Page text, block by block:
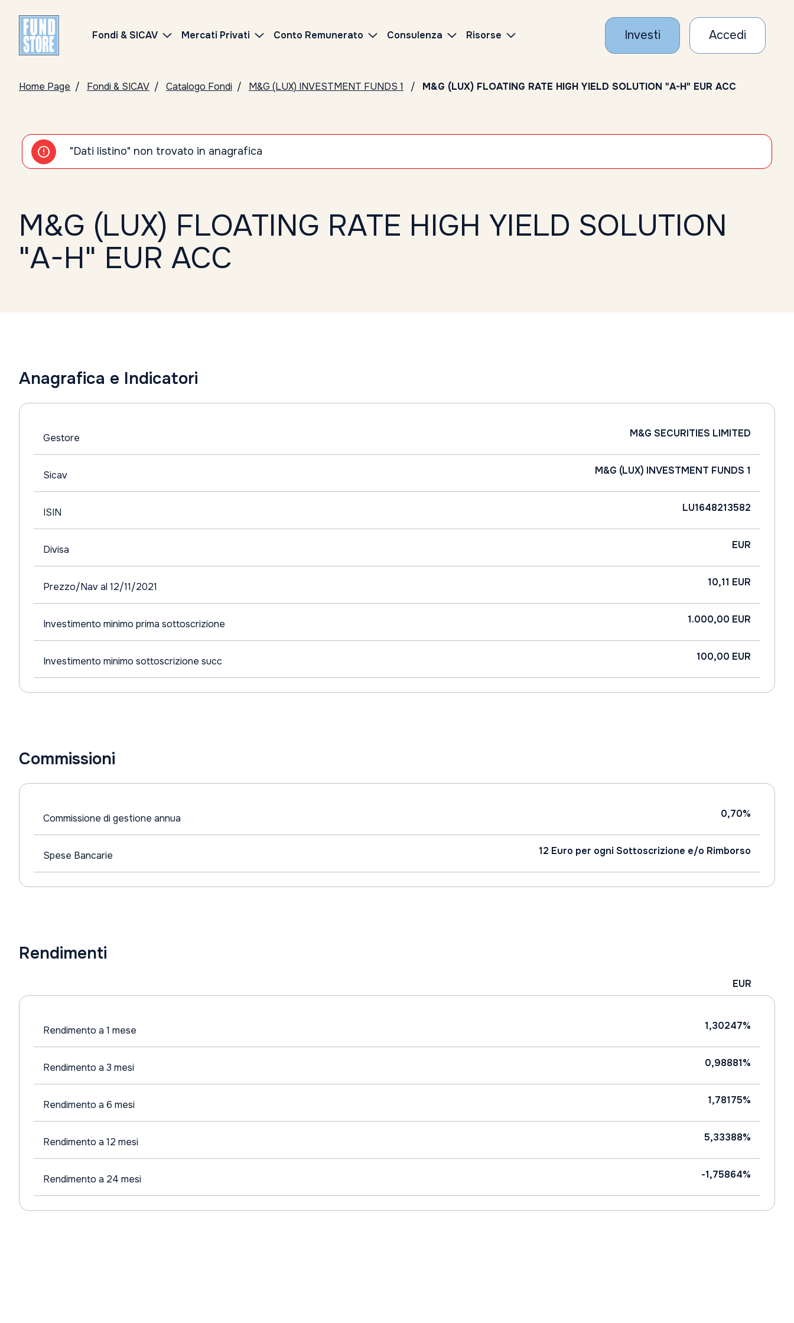
Fondi & SICAV Mercati Privati Conto Remunerato Consulenza Risorse Investi Accedi
Home Page Fondi & SICAV Catalogo Fondi M&G (LUX) INVESTMENT FUNDS 1 M&G (LUX) FLOATING RATE HIGH YIELD SOLUTION "A-H" EUR ACC
"Dati listino" non trovato in anagrafica
M&G (LUX) FLOATING RATE HIGH YIELD SOLUTION
"A-H" EUR ACC
Anagrafica e Indicatori
Gestore M&G SECURITIES LIMITED
Sicav M&G (LUX) INVESTMENT FUNDS 1
ISIN LU1648213582
Divisa EUR
Prezzo/Nav al 12/11/2021 10,11 EUR
Investimento minimo prima sottoscrizione 1.000,00 EUR
Investimento minimo sottoscrizione succ 100,00 EUR
Commissioni
Commissione di gestione annua 0,70%
Spese Bancarie 12 Euro per ogni Sottoscrizione e/o Rimborso
Rendimenti
EUR
Rendimento a 1 mese 1,30247%
Rendimento a 3 mesi 0,98881%
Rendimento a 6 mesi 1,78175%
Rendimento a 12 mesi 5,33388%
Rendimento a 24 mesi -1,75864%